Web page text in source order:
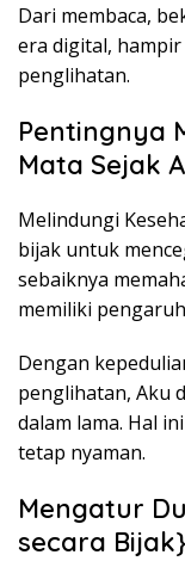
Dari membaca,
era digital,
penglihatan.
Pentingnya
Mata Sejak
Melindungi
bijak untuk
sebaiknya
memiliki
Dengan
penglihatan, Aku
dalam lama. Hal
tetap nyaman.
Mengatur
secara Bijak}